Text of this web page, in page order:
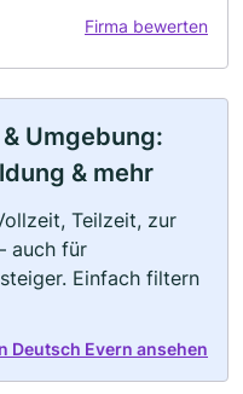
Firma bewerten
Umgebung:
& mehr
Teilzeit, zur
auch für
Einfach filtern
Deutsch Evern ansehen